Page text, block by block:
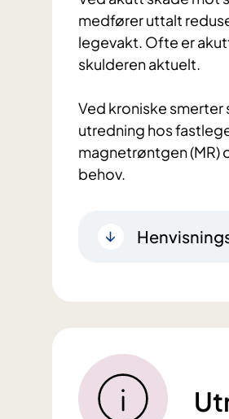
medfører uttalt
legevakt. Ofte er
skulderen aktuelt.
Ved kroniske smerter
utredning hos
magnetrøntgen (MR)
behov.